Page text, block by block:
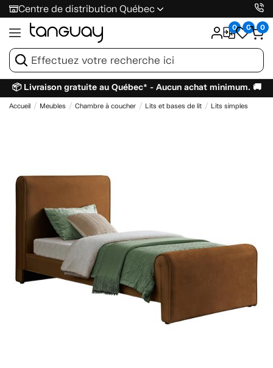
Centre de distribution Québec
0 0 0
📦 Livraison gratuite au Québec* - Aucun achat minimum. 🚚
Accueil Meubles Chambre à coucher Lits et bases de lit Lits simples